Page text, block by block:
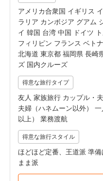
アメリカ合衆国 イギリス
ラリア カンボジア グアム
イ 韓国 台湾 中国 ドイツ
フィリピン フランス ベト
北海道 東京都 福岡県 長崎
ズ 国内クルーズ
得意な旅行タイプ
友人 家族旅行 カップル・
夫婦（ハネムーン以外）
以上） 業務渡航
得意な旅行スタイル
ほどほど定番、王道派 準
まま派